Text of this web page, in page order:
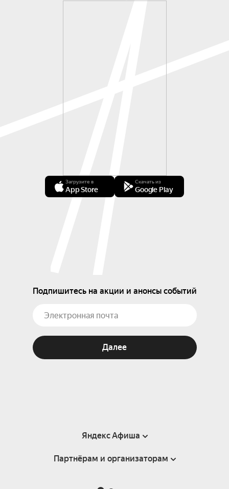
Загрузите в
App Store
Скачать из
Google Play
Подпишитесь на акции и анонсы событий
Далее
Яндекс Афиша
Справка
Партнёрам и организаторам